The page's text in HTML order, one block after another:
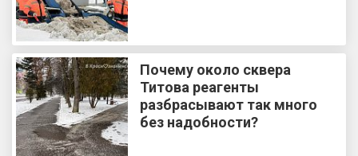
Почему около сквера
Титова реагенты
разбрасывают так много
без надобности?